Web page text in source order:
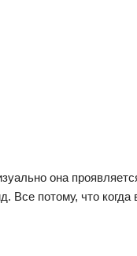
она
Все потому, что когда